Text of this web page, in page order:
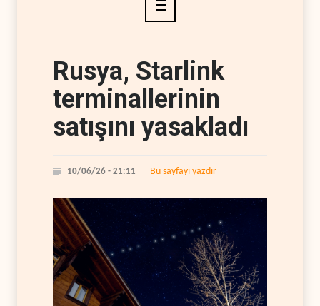
Rusya, Starlink
terminallerinin
satışını yasakladı
10/06/26 - 21:11 Bu sayfayı yazdır